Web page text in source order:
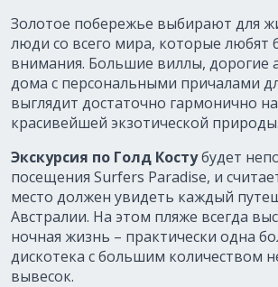
Золотое побережье выбирают для
люди со всего мира, которые любят
внимания. Большие виллы, дорогие
дома с персональными причалами
выглядит достаточно гармонично
красивейшей экзотической природы.
Экскурсия по Голд Костубудет
посещения Surfers Paradise, и
место должен увидеть каждый
Австралии. На этом пляже всегда
ночная жизнь – практически одна
дискотека с большим количеством
вывесок.